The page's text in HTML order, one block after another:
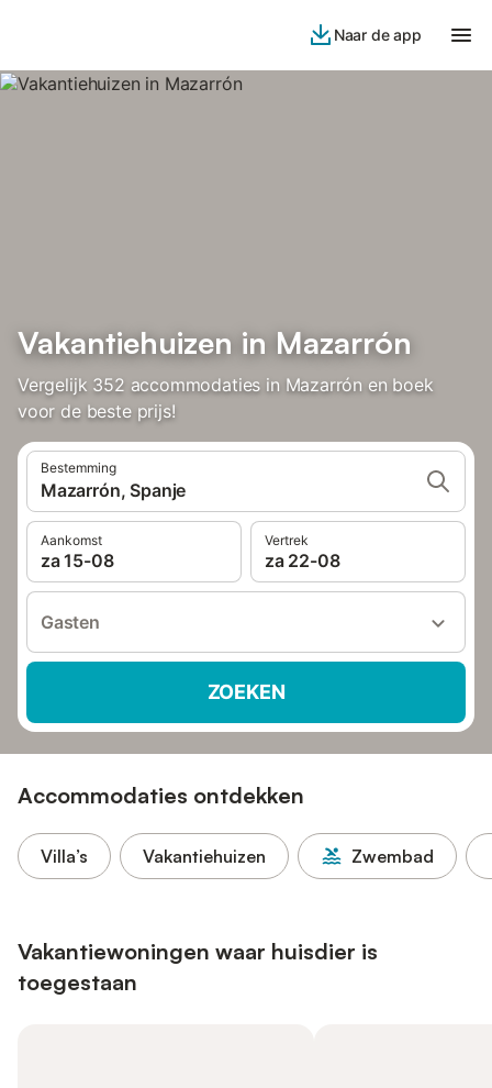
Naar de app
Vakantiehuizen in Mazarrón
Vergelijk 352 accommodaties in Mazarrón en boek
voor de beste prijs!
Bestemming
Mazarrón, Spanje
Aankomst
za 15-08
Vertrek
za 22-08
Gasten
ZOEKEN
Accommodaties ontdekken
Villa’s Vakantiehuizen Zwembad
Vakantiewoningen waar huisdier is
toegestaan